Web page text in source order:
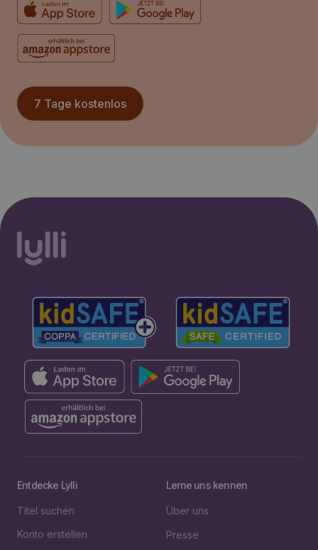
7 Tage kostenlos
Entdecke Lylli
Titel suchen
Konto erstellen
Lerne uns kennen
Über uns
Presse